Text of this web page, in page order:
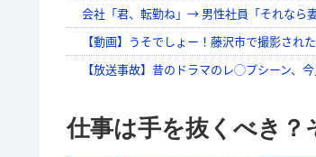
仕事は手を抜くべき？